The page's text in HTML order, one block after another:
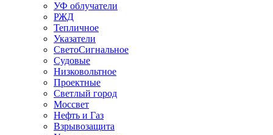
УФ облучатели
РЖД
Тепличное
Указатели
СветоСигнальное
Судовые
Низковольтное
Проектные
Светлый город
Моссвет
Нефть и Газ
Взрывозащита